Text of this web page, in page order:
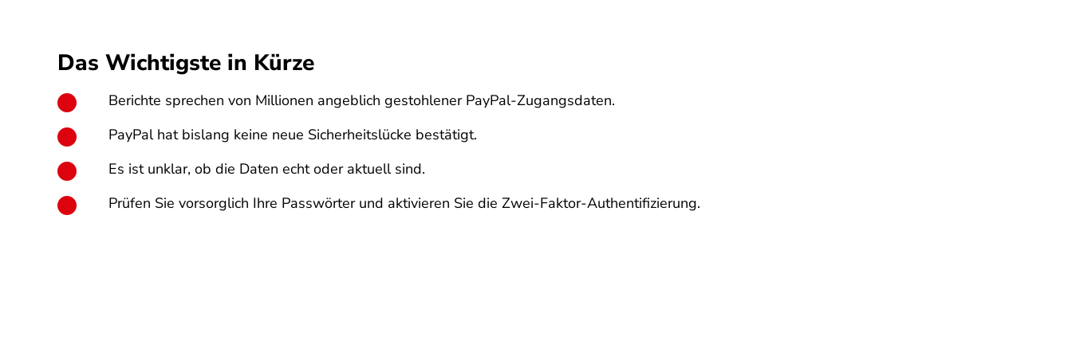
Das Wichtigste in Kürze
Berichte sprechen von Millionen angeblich gestohlener PayPal-Zugangsdaten.
PayPal hat bislang keine neue Sicherheitslücke bestätigt.
Es ist unklar, ob die Daten echt oder aktuell sind.
Prüfen Sie vorsorglich Ihre Passwörter und aktivieren Sie die Zwei-Faktor-Authentifizierung.